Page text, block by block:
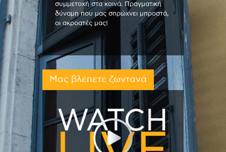
συμμετοχή στα κοινά. Πραγματική
δύναμη που μας σπρώχνει μπροστά,
οι ακροατές μας!
Μας βλέπετε ζωντανά